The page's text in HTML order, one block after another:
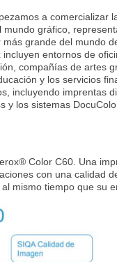
a comercializar
mundo gráfico,
más grande del mundo
entornos de
compañías de artes
y los servicios
incluyendo imprentas
y los sistemas
Color C60. Una
con una calidad
mismo tiempo que su